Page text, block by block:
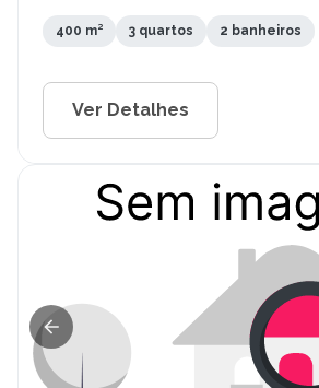
400 m² 3 quartos 2 banheiros
Ver Detalhes